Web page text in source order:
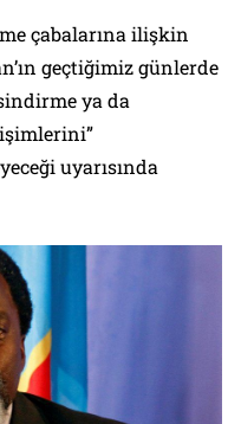
çabalarına ilişkin
geçtiğimiz günlerde
ya da
uyarısında